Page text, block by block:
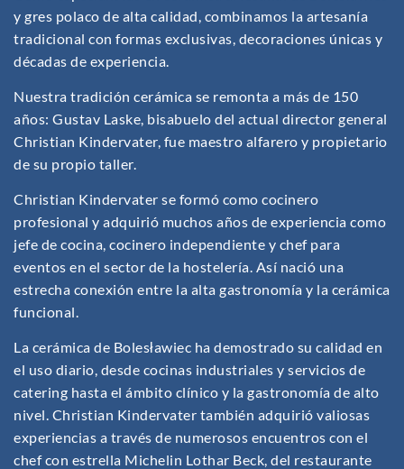
y gres polaco de alta calidad, combinamos la artesanía
tradicional con formas exclusivas, decoraciones únicas y
décadas de experiencia.
Nuestra tradición cerámica se remonta a más de 150
años: Gustav Laske, bisabuelo del actual director general
Christian Kindervater, fue maestro alfarero y propietario
de su propio taller.
Christian Kindervater se formó como cocinero
profesional y adquirió muchos años de experiencia como
jefe de cocina, cocinero independiente y chef para
eventos en el sector de la hostelería. Así nació una
estrecha conexión entre la alta gastronomía y la cerámica
funcional.
La cerámica de Bolesławiec ha demostrado su calidad en
el uso diario, desde cocinas industriales y servicios de
catering hasta el ámbito clínico y la gastronomía de alto
nivel. Christian Kindervater también adquirió valiosas
experiencias a través de numerosos encuentros con el
chef con estrella Michelin Lothar Beck, del restaurante